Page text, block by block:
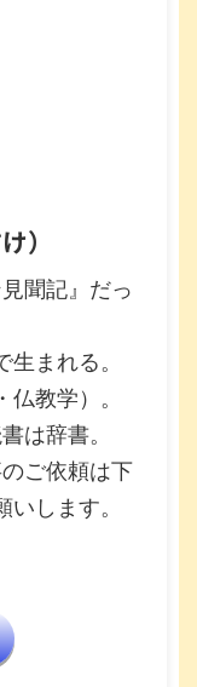
）
聞記』だっ
まれる。
教学）。
は辞書。
ご依頼は下
します。